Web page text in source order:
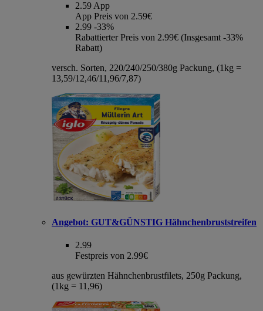
2.59 App
App Preis von 2.59€
2.99 -33%
Rabattierter Preis von 2.99€ (Insgesamt -33%
Rabatt)
versch. Sorten, 220/240/250/380g Packung, (1kg =
13,59/12,46/11,96/7,87)
Angebot: GUT&GÜNSTIG Hähnchenbruststreifen
2.99
Festpreis von 2.99€
aus gewürzten Hähnchenbrustfilets, 250g Packung,
(1kg = 11,96)